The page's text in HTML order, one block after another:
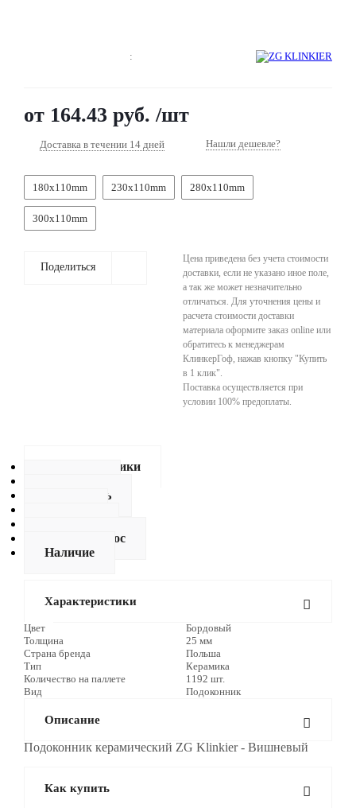
:
от 164.43 руб. /шт
Доставка в течении 14 дней Нашли дешевле?
180х110mm 230х110mm 280х110mm
300х110mm
Поделиться
Цена приведена без учета стоимости
доставки, если не указано иное поле,
а так же может незначительно
отличаться. Для уточнения цены и
расчета стоимости доставки
материала оформите заказ online или
обратитесь к менеджерам
КлинкерГоф, нажав кнопку "Купить
в 1 клик".
Поставка осуществляется при
условии 100% предоплаты.
Характеристики
Как купить
Задать вопрос
Наличие
Характеристики
Цвет
Бордовый
Толщина
25 мм
Страна бренда
Польша
Тип
Керамика
Количество на паллете
1192 шт.
Вид
Подоконник
Описание
Подоконник керамический ZG Klinkier - Вишневый
Как купить